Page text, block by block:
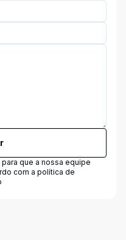
que a nossa equipe
com a política de